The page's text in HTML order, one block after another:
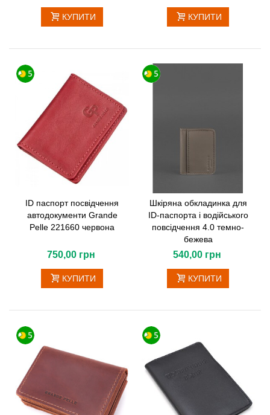
КУПИТИ КУПИТИ
ID паспорт посвідчення
автодокументи Grande
Pelle 221660 червона
750,00 грн
КУПИТИ
Шкіряна обкладинка для
ID-паспорта і водійського
повсідчення 4.0 темно-
бежева
540,00 грн
КУПИТИ